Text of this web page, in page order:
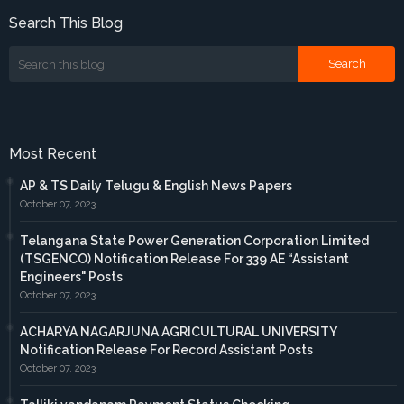
Search This Blog
Most Recent
AP & TS Daily Telugu & English News Papers
October 07, 2023
Telangana State Power Generation Corporation Limited
(TSGENCO) Notification Release For 339 AE “Assistant
Engineers" Posts
October 07, 2023
ACHARYA NAGARJUNA AGRICULTURAL UNIVERSITY
Notification Release For Record Assistant Posts
October 07, 2023